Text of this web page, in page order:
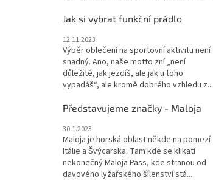
Jak si vybrat funkční prádlo
12.11.2023
Výběr oblečení na sportovní aktivitu není
snadný. Ano, naše motto zní „není
důležité, jak jezdíš, ale jak u toho
vypadáš“, ale kromě dobrého vzhledu z...
Představujeme značky - Maloja
30.1.2023
Maloja je horská oblast někde na pomezí
Itálie a Švýcarska. Tam kde se klikatí
nekonečný Maloja Pass, kde stranou od
davového lyžařského šílenství stá...